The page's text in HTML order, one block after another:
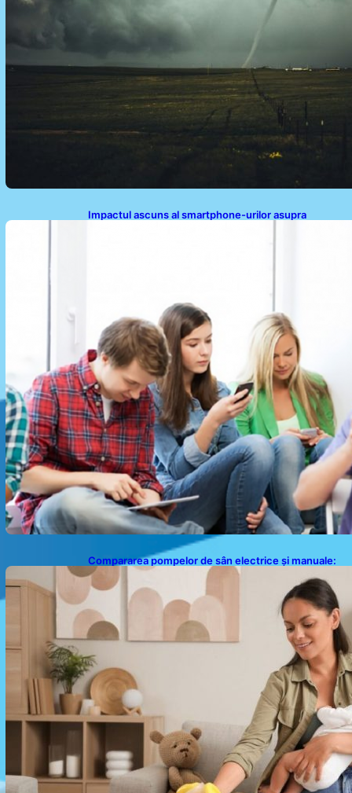
Impactul ascuns al smartphone-urilor asupra
Compararea pompelor de sân electrice și manuale:
Alegerea ideală pentru mamele moderne